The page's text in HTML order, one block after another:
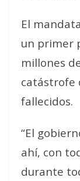
El
un primer
millones
catástrofe
fallecidos.
“El
ahí, con
durante